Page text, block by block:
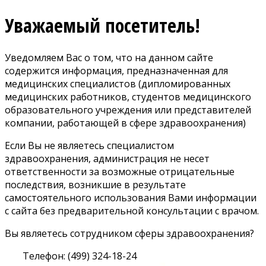
Уважаемый посетитель!
Уведомляем Вас о том, что на данном сайте
содержится информация, предназначенная для
медицинских специалистов (дипломированных
медицинских работников, студентов медицинского
образовательного учреждения или представителей
компании, работающей в сфере здравоохранения)
Если Вы не являетесь специалистом
здравоохранения, администрация не несет
ответственности за возможные отрицательные
последствия, возникшие в результате
самостоятельного использования Вами информации
с сайта без предварительной консультации с врачом.
Вы являетесь сотрудником сферы здравоохранения?
Телефон: (499) 324-18-24